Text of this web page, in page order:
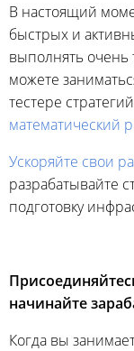
В настоящий
быстрых и
выполнять
можете
тестере
математический
Ускоряйте свои
разрабатывайте
подготовку
начинайте
Когда вы